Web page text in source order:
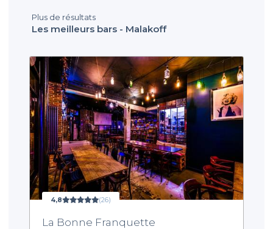
Plus de résultats
Les meilleurs bars - Malakoff
4,8 (26)
La Bonne Franquette